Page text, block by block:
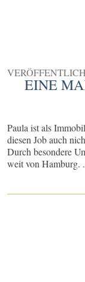
EINE
Paula ist als
diesen Job auch
Durch besondere
weit von Hamburg.